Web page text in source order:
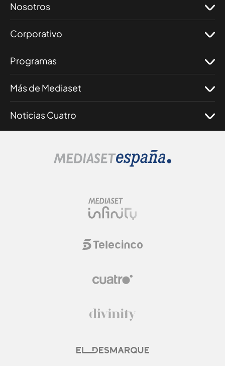
Nosotros
Corporativo
Programas
Más de Mediaset
Noticias Cuatro